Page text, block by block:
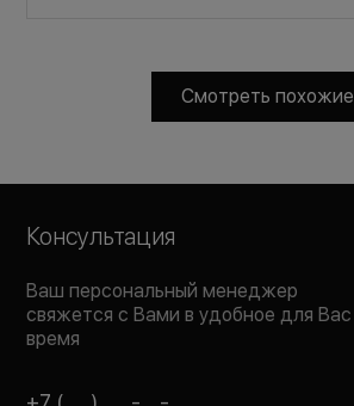
Смотреть похожие
Консультация
Ваш персональный менеджер
свяжется с Вами в удобное для Вас
время